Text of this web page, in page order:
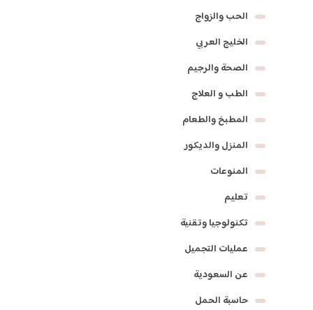
الحب والزواج
الخليج العربي
الصحة والرجيم
الطب و العلاج
المطبخ والطعام
المنزل والديكور
المنوعات
تعليم
تكنولوجيا وتقنية
عمليات التجميل
عن السعودية
حاسبة الحمل